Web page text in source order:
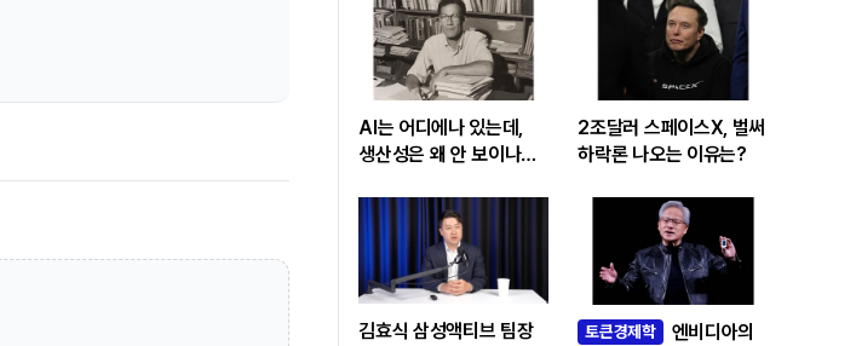
AI는 어디에나 있는데,
생산성은 왜 안 보이나…
‘솔로우 패러독스’
2조달러 스페이스X, 벌써
하락론 나오는 이유는?
김효식 삼성액티브 팀장
토큰경제학
엔비디아의